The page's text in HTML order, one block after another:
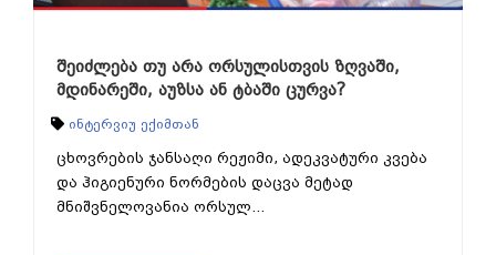
შეიძლება თუ არა ორსულისთვის ზღვაში,
მდინარეში, აუზსა ან ტბაში ცურვა?
ინტერვიუ ექიმთან
ცხოვრების ჯანსაღი რეჟიმი, ადეკვატური კვება
და ჰიგიენური ნორმების დაცვა მეტად
მნიშვნელოვანია ორსულ...